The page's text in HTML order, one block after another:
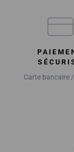
Carte bancaire